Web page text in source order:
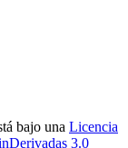
bajo una Licencia
3.0